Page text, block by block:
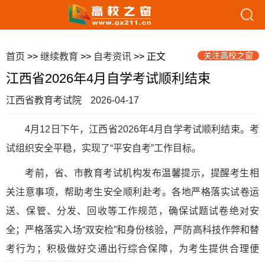
首页 >> 继续教育 >> 自考资讯 >> 正文 关注高校之窗
江西省2026年4月自学考试顺利结束
江西省教育考试院 2026-04-17
4月12日下午，江西省2026年4月自学考试顺利结束。考
试组织安全平稳，实现了“平安自考”工作目标。
考前，省、市教育考试机构发布温馨提示，提醒考生相
关注意事项，帮助考生安全顺利赴考。各地严格落实试卷运
送、保管、分发、回收等工作规范，确保试题试卷绝对安
全；严格落实入场“双安检”和身份核验，严防高科技作弊和替
考行为；积极做好交通出行综合保障，为考生提供合理便